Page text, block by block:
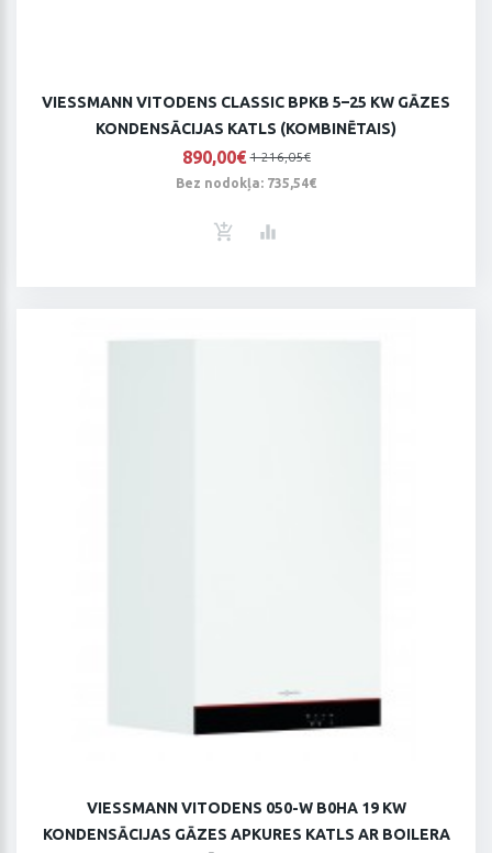
VIESSMANN VITODENS CLASSIC BPKB 5–25 KW GĀZES
KONDENSĀCIJAS KATLS (KOMBINĒTAIS)
890,00€ 1 216,05€
Bez nodokļa: 735,54€
VIESSMANN VITODENS 050-W B0HA 19 KW
KONDENSĀCIJAS GĀZES APKURES KATLS AR BOILERA